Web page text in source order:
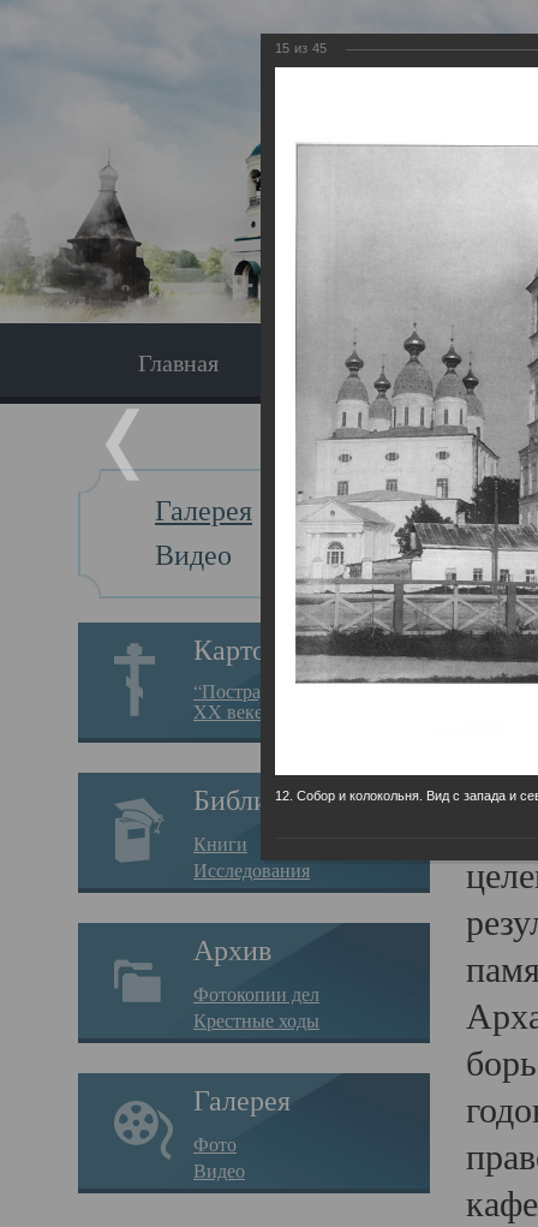
Главная Экскурсия
Галерея
Видео
Картотека
“Пострадавшие за веру в
XX веке на Севере”
Библиотека
Книги
Исследования
Архив
Фотокопии дел
Крестные ходы
Галерея
Фото
Видео
Главная
15 из 45
12. Собор и колокольня. Вид с запада и